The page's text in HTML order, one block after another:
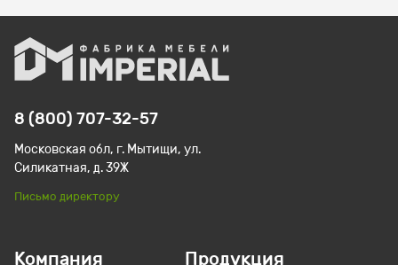
Компания Продукция
8 (800) 707-32-57
Московская обл, г. Мытищи, ул.
Силикатная, д. 39Ж
Письмо директору